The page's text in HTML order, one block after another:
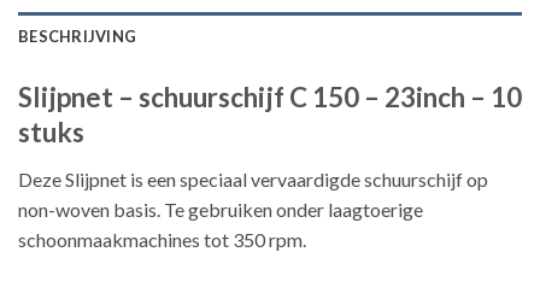
BESCHRIJVING
Slijpnet – schuurschijf C 150 – 23inch – 10
stuks
Deze Slijpnet is een speciaal vervaardigde schuurschijf op
non-woven basis. Te gebruiken onder laagtoerige
schoonmaakmachines tot 350 rpm.